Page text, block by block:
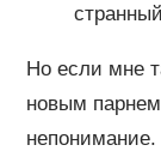
Но если мне
новым
непонимание.